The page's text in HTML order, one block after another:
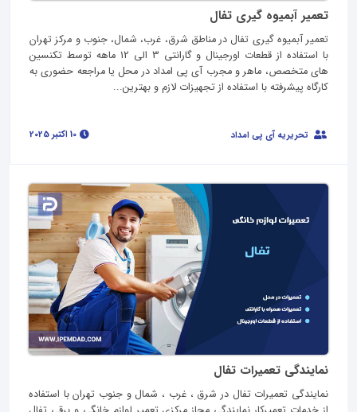
تعمیر آبمیوه گیری تفال
تعمیر آبمیوه گیری تفال در مناطق شرق، غرب، شمال، جنوب و مرکز تهران
با استفاده از قطعات اورجینال و گارانتی 3 الی 12 ماهه توسط تکنسین
های متخصص، ماهر و مجرب آی پی امداد در محل یا مراجعه حضوری به
کارگاه پیشرفته با استفاده از تجهیزات لازم و بهترین...
تحریریه آی پی امداد
نمایندگی تعمیرات تفال
نمایندگی تعمیرات تفال در شرق ، غرب ، شمال و جنوب تهران با استفاده